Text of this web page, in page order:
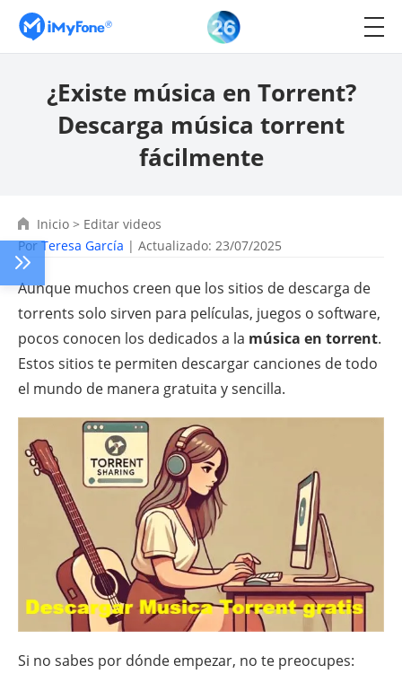
¿Existe música en Torrent?
Descarga música torrent
fácilmente
Inicio > Editar videos
PorTeresa García | Actualizado: 23/07/2025
Aunque muchos creen que los sitios de descarga de
torrents solo sirven para películas, juegos o software,
pocos conocen los dedicados a la música en torrent.
Estos sitios te permiten descargar canciones de todo
el mundo de manera gratuita y sencilla.
Si no sabes por dónde empezar, no te preocupes: